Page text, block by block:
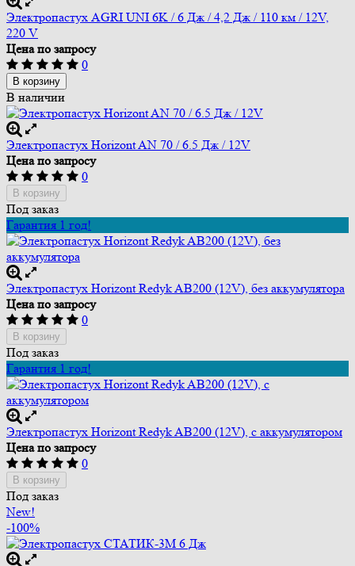
Электропастух AGRI UNI 6K / 6 Дж / 4,2 Дж / 110 км / 12V,
220 V
Цена по запросу
0
В корзину
В наличии
Электропастух Horizont AN 70 / 6.5 Дж / 12V
Цена по запросу
0
В корзину
Под заказ
Гарантия 1 год!
Электропастух Horizont Redyk AB200 (12V), без аккумулятора
Цена по запросу
0
В корзину
Под заказ
Гарантия 1 год!
Электропастух Horizont Redyk AB200 (12V), с аккумулятором
Цена по запросу
0
В корзину
Под заказ
New!
-100%